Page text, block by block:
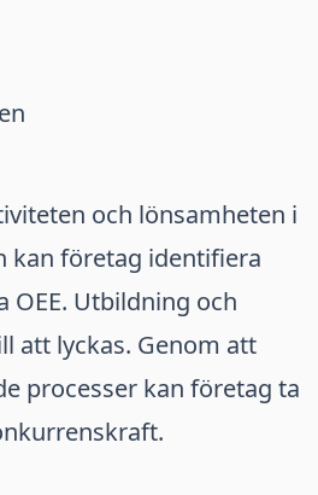
och lönsamheten i
kan företag identifiera
Utbildning och
att lyckas. Genom att
processer kan företag ta